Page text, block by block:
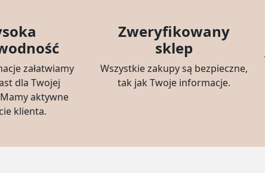
załatwiamy
dla Twojej
aktywne
klienta.
Zweryfikowany
sklep
Wszystkie zakupy są bezpieczne,
tak jak Twoje informacje.